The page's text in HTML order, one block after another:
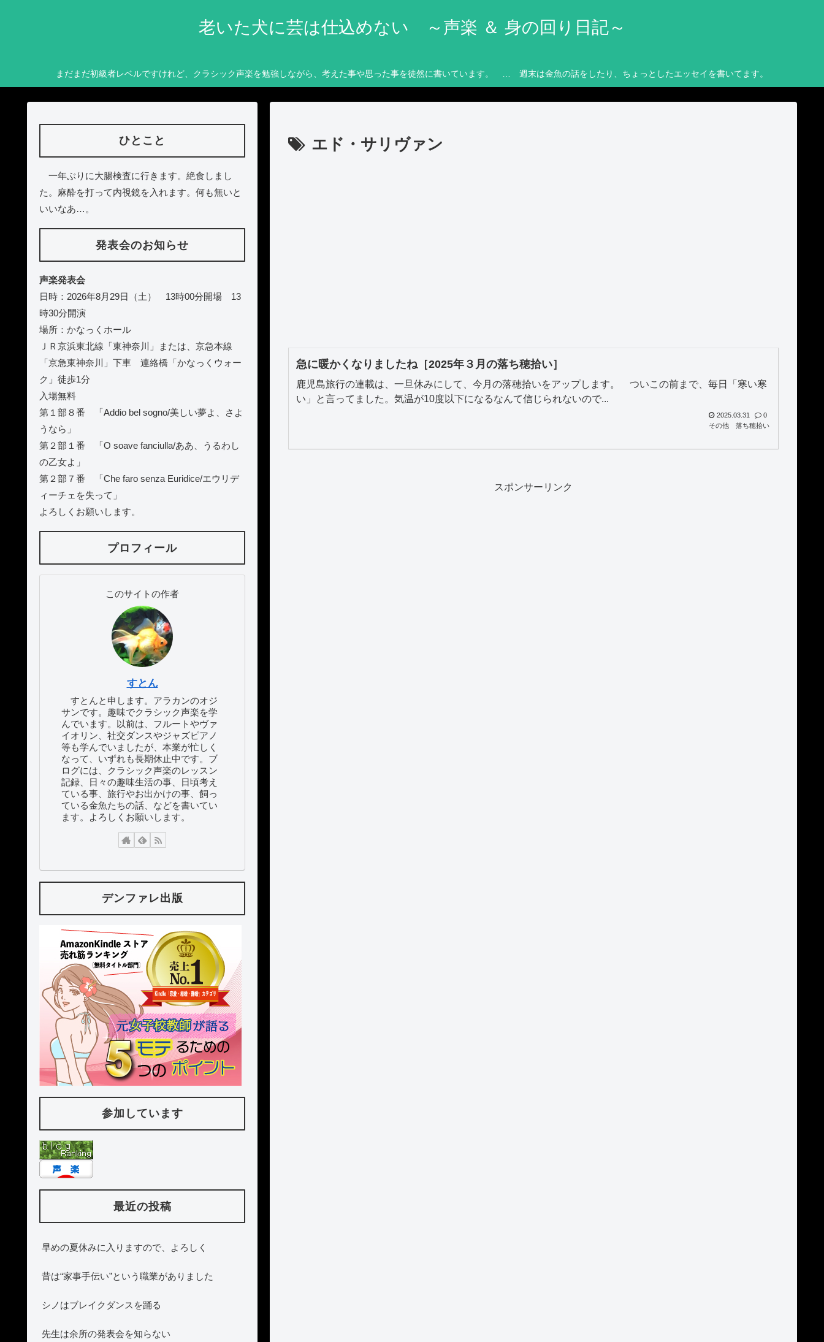
老いた犬に芸は仕込めない ～声楽 ＆ 身の回り日記～
まだまだ初級者レベルですけれど、クラシック声楽を勉強しながら、考えた事や思った事を徒然に書いています。 … 週末は金魚の話をしたり、ちょっとしたエッセイを書いてます。
エド・サリヴァン
急に暖かくなりましたね［2025年３月の落ち穂拾い］
鹿児島旅行の連載は、一旦休みにして、今月の落穂拾いをアップします。 ついこの前まで、毎日「寒い寒
い」と言ってました。気温が10度以下になるなんて信じられないので...
2025.03.31
0
その他
落ち穂拾い
スポンサーリンク
ひとこと
一年ぶりに大腸検査に行きます。絶食しまし
た。麻酔を打って内視鏡を入れます。何も無いと
いいなあ…。
発表会のお知らせ
声楽発表会
日時：2026年8月29日（土） 13時00分開場 13
時30分開演
場所：かなっくホール
ＪＲ京浜東北線「東神奈川」または、京急本線
「京急東神奈川」下車 連絡橋「かなっくウォー
ク」徒歩1分
入場無料
第１部８番 「Addio bel sogno/美しい夢よ、さよ
うなら」
第２部１番 「O soave fanciulla/ああ、うるわし
の乙女よ」
第２部７番 「Che faro senza Euridice/エウリデ
ィーチェを失って」
よろしくお願いします。
プロフィール
このサイトの作者
すとん
すとんと申します。アラカンのオジ
サンです。趣味でクラシック声楽を学
んでいます。以前は、フルートやヴァ
イオリン、社交ダンスやジャズピアノ
等も学んでいましたが、本業が忙しく
なって、いずれも長期休止中です。ブ
ログには、クラシック声楽のレッスン
記録、日々の趣味生活の事、日頃考え
ている事、旅行やお出かけの事、飼っ
ている金魚たちの話、などを書いてい
ます。よろしくお願いします。
デンファレ出版
参加しています
最近の投稿
早めの夏休みに入りますので、よろしく
昔は“家事手伝い”という職業がありました
シノはブレイクダンスを踊る
先生は余所の発表会を知らない